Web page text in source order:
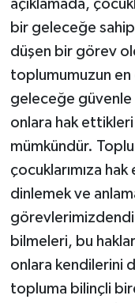
açıklamada,
bir geleceğe sahip
düşen bir görev
toplumumuzun en
geleceğe güvenle
onlara hak ettikleri
mümkündür.
çocuklarımıza
dinlemek ve
görevlerimizdendir.
bilmeleri, bu
onlara kendilerini
topluma bilinçli